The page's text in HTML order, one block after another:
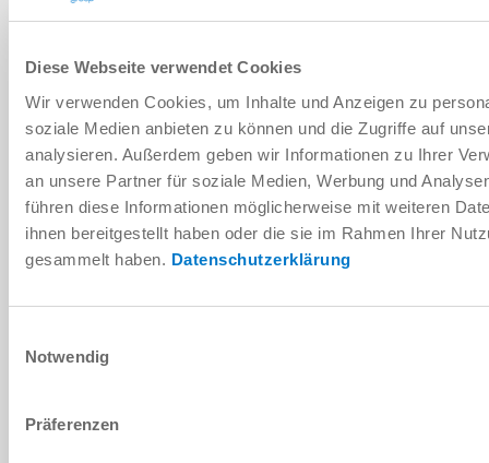
Diese Webseite verwendet Cookies
Wir verwenden Cookies, um Inhalte und Anzeigen zu
soziale Medien anbieten zu können und die Zugriffe auf
analysieren. Außerdem geben wir Informationen zu Ihrer
an unsere Partner für soziale Medien, Werbung und
führen diese Informationen möglicherweise mit weiteren
ihnen bereitgestellt haben oder die sie im Rahmen Ihrer
gesammelt haben. Datenschutzerklärung
Notwendig
Präferenzen
PDF-Datenblatt
Herunterladen